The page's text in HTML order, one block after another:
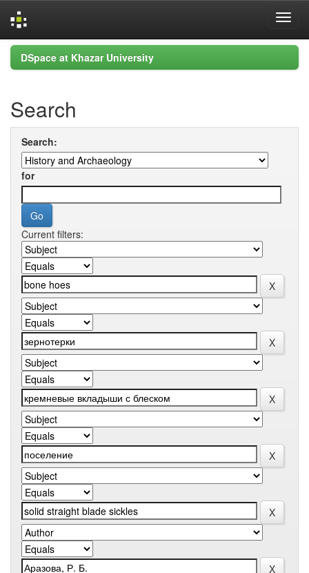
Skip
navigation
DSpace at Khazar University
Search
Search:
for
Current filters: